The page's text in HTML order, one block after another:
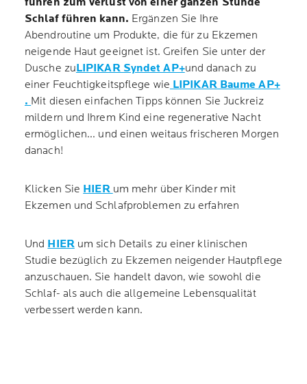
Schlaf führen kann. Ergänzen Sie Ihre
Abendroutine um Produkte, die für zu Ekzemen
neigende Haut geeignet ist. Greifen Sie unter der
Dusche zuLIPIKAR Syndet AP+und danach zu
einer Feuchtigkeitspflege wie LIPIKAR Baume AP+
. Mit diesen einfachen Tipps können Sie Juckreiz
mildern und Ihrem Kind eine regenerative Nacht
ermöglichen... und einen weitaus frischeren Morgen
danach!
Klicken Sie HIER um mehr über Kinder mit
Ekzemen und Schlafproblemen zu erfahren
Und HIERum sich Details zu einer klinischen
Studie bezüglich zu Ekzemen neigender Hautpflege
anzuschauen. Sie handelt davon, wie sowohl die
Schlaf- als auch die allgemeine Lebensqualität
verbessert werden kann.